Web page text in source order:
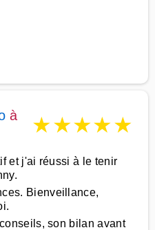
à
★★★★★
et j'ai réussi à le tenir
Bienveillance,
son bilan avant